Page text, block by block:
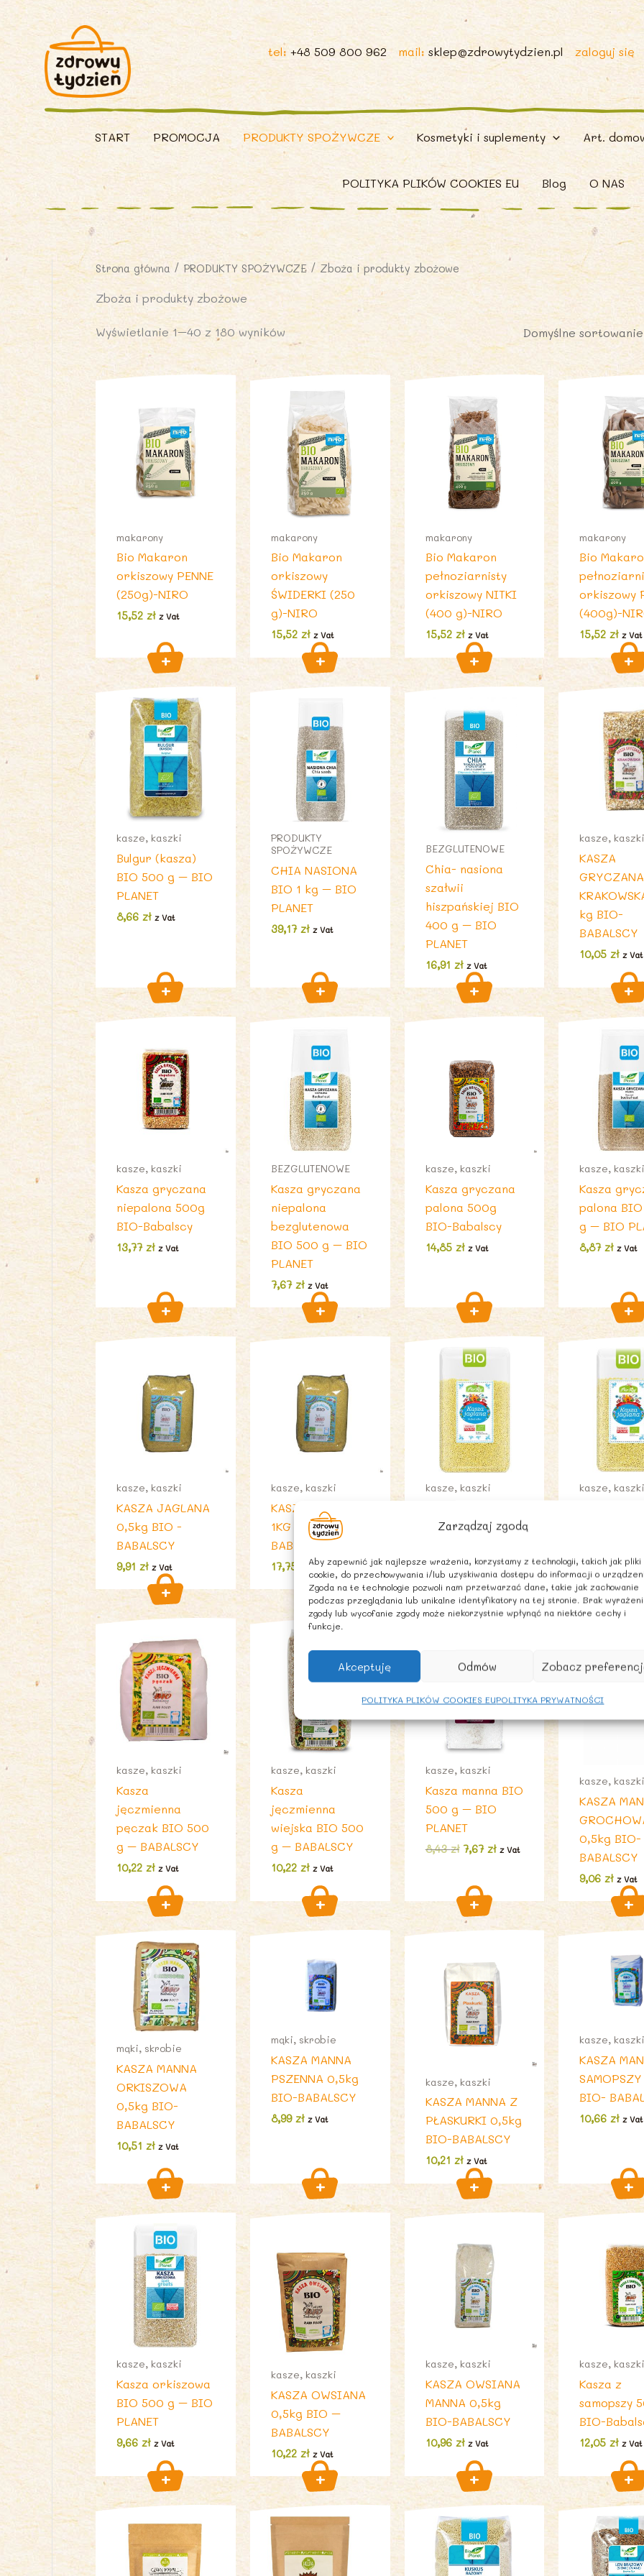
Zarządzaj zgodą
Aby zapewnić jak najlepsze wrażenia, korzystamy z technologii, takich jak pliki
cookie, do przechowywania i/lub uzyskiwania dostępu do informacji o
Zgoda na te technologie pozwoli nam przetwarzać dane, takie jak zachowanie
podczas przeglądania lub unikalne identyfikatory na tej stronie. Brak
zgody lub wycofanie zgody może niekorzystnie wpłynąć na niektóre cechy i
funkcje.
Akceptuję Odmów Zobacz
POLITYKA PLIKÓW COOKIES EUPOLITYKA PRYWATNOŚCI
tel: +48 509 800 962 mail: sklep@zdrowytydzien.pl zaloguj się
START PROMOCJA PRODUKTY SPOŻYWCZE Kosmetyki i suplementy Art.
POLITYKA PLIKÓW COOKIES EU Blog O NAS
Strona główna/ PRODUKTY SPOŻYWCZE / Zboża i produkty zbożowe
Zboża i produkty zbożowe
Wyświetlanie 1–40 z 180 wyników
makarony
Bio Makaron
orkiszowy PENNE
(250g)-NIRO
15,52zł z Vat
makarony
Bio Makaron
orkiszowy
ŚWIDERKI (250
g)-NIRO
15,52 zł z Vat
makarony
Bio Makaron
pełnoziarnisty
orkiszowy NITKI
(400 g)-NIRO
15,52 zł z Vat
makarony
Bio
orkiszowy
(400g)-
15,52zł z Vat
kasze, kaszki
Bulgur (kasza)
BIO 500 g – BIO
PLANET
8,66zł z Vat
PRODUKTY
SPOŻYWCZE
CHIA NASIONA
BIO 1 kg – BIO
PLANET
39,17 zł z Vat
BEZGLUTENOWE
Chia- nasiona
szałwii
hiszpańskiej BIO
400 g – BIO
PLANET
16,91 zł z Vat
kasze, kaszki
KASZA
GRYCZANA
kg BIO-
BABALSCY
10,05zł z Vat
kasze, kaszki
Kasza gryczana
niepalona 500g
BIO-Babalscy
13,77zł z Vat
BEZGLUTENOWE
Kasza gryczana
niepalona
bezglutenowa
BIO 500 g – BIO
PLANET
7,67 zł z Vat
kasze, kaszki
Kasza gryczana
palona 500g
BIO-Babalscy
14,85 zł z Vat
kasze, kaszki
Kasza
palona
g – BIO
8,87zł z Vat
kasze, kaszki
KASZA JAGLANA
0,5kg BIO -
BABALSCY
9,91zł z Vat
kasze, kaszki
KASZA JAGLANA
1KG BIO-
BABALSCY
17,75 z Vat
kasze, kaszki
BIO (POLSKA) 1
11,68zł z Vat
kasze, kaszki
KASZA
BIO
500 g –
7,02zł z Vat
kasze, kaszki
Kasza
jęczmienna
pęczak BIO 500
g – BABALSCY
10,22zł z Vat
kasze, kaszki
Kasza
jęczmienna
wiejska BIO 500
g – BABALSCY
10,22 zł z Vat
kasze, kaszki
Kasza manna BIO
500 g – BIO
PLANET
8,43zł Pierwotna
8,43 zł.
7,67 złAktualna
z Vat
kasze, kaszki
KASZA
0,5kg BIO-
BABALSCY
9,06zł z Vat
mąki, skrobie
KASZA MANNA
ORKISZOWA
0,5kg BIO-
BABALSCY
10,51zł z Vat
mąki, skrobie
KASZA MANNA
PSZENNA 0,5kg
BIO-BABALSCY
8,99 zł z Vat
kasze, kaszki
KASZA MANNA Z
PŁASKURKI 0,5kg
BIO-BABALSCY
10,21 zł z Vat
kasze, kaszki
KASZA
BIO-
10,66zł z Vat
kasze, kaszki
Kasza orkiszowa
BIO 500 g – BIO
PLANET
9,66zł z Vat
kasze, kaszki
KASZA OWSIANA
0,5kg BIO –
BABALSCY
10,22 zł z Vat
kasze, kaszki
KASZA OWSIANA
MANNA 0,5kg
BIO-BABALSCY
10,96 zł z Vat
kasze, kaszki
Kasza z
samopszy
BIO-
12,05zł z Vat